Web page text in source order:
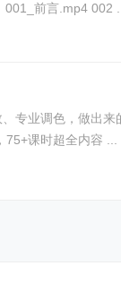
前言.mp4 002 ...
专业调色，做出
课时超全内容 ...